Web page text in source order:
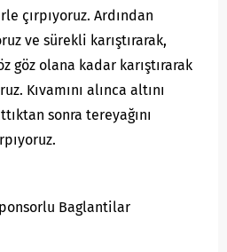
çırpıyoruz. Ardından
ve sürekli karıştırarak,
göz olana kadar karıştırarak
Kıvamını alınca altını
sonra tereyağını
Baglantilar